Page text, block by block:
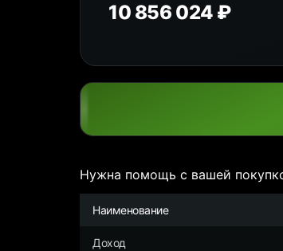
10 856 024 ₽
Нужна помощь с вашей
Наименование
Доход